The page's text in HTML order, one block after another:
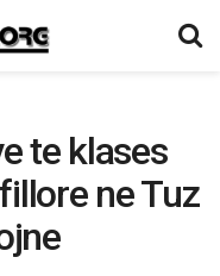
te klases
ne Tuz